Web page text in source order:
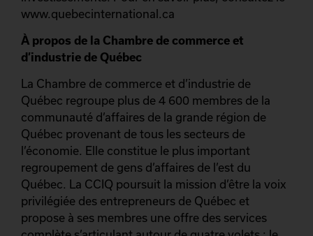
www.quebecinternational.ca
À propos de la Chambre de commerce et
d’industrie de Québec
La Chambre de commerce et d’industrie de
Québec regroupe plus de 4 600 membres de la
communauté d’affaires de la grande région de
Québec provenant de tous les secteurs de
l’économie. Elle constitue le plus important
regroupement de gens d’affaires de l’est du
Québec. La CCIQ poursuit la mission d’être la voix
privilégiée des entrepreneurs de Québec et
propose à ses membres une offre des services